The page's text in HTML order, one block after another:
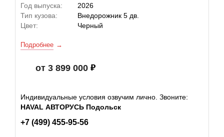
Год выпуска:
2026
Тип кузова:
Внедорожник 5 дв.
Цвет:
Черный
Подробнее
от 3 899 000
Индивидуальные условия озвучим лично. Звоните:
HAVAL АВТОРУСЬ Подольск
+7 (499) 455-95-56